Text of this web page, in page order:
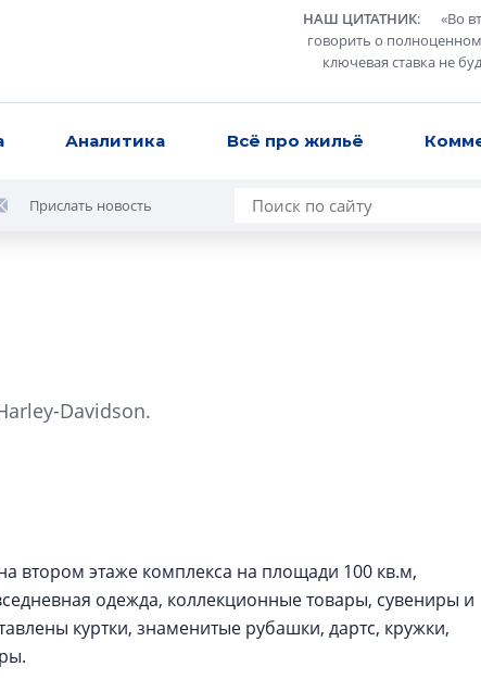
НАШ ЦИТАТНИК: «Во
говорить о
ключевая ставка не
Аналитика Всё про жильё
Прислать новость
Davidson.
втором этаже комплекса на площади 100 кв.м,
одежда, коллекционные товары, сувениры и
куртки, знаменитые рубашки, дартс, кружки,
Жабин,
Константин